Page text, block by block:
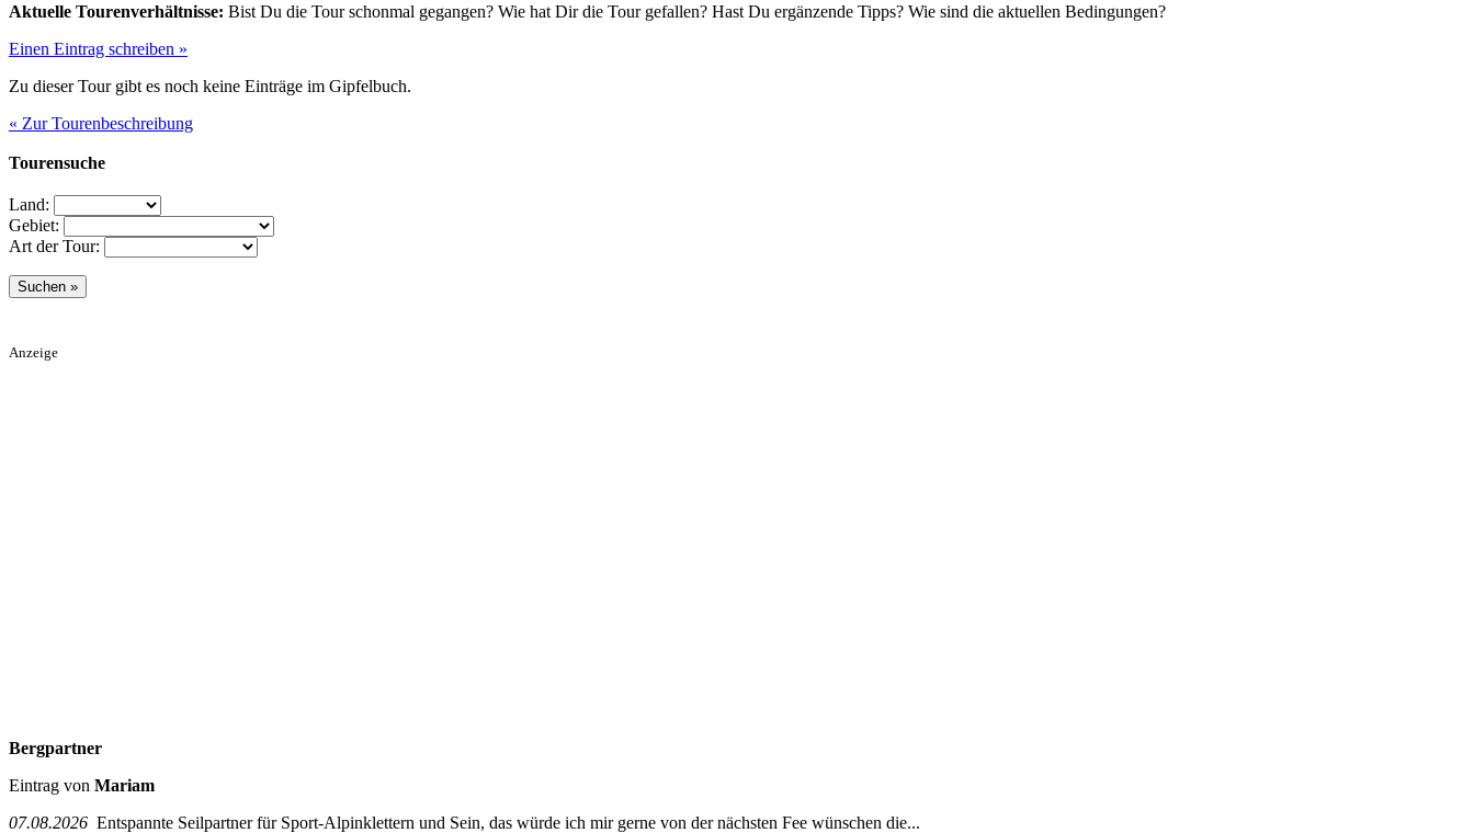
Aktuelle Tourenverhältnisse: Bist Du die Tour schonmal gegangen? Wie hat Dir die Tour gefallen? Hast Du ergänzende Tipps? Wie sind die aktuellen Bedingungen?
Einen Eintrag schreiben »
Zu dieser Tour gibt es noch keine Einträge im Gipfelbuch.
« Zur Tourenbeschreibung
Tourensuche
Land:
Gebiet:
Art der Tour:
Anzeige
Bergpartner
Eintrag von Mariam
07.08.2026 Entspannte Seilpartner für Sport-Alpinklettern und Sein, das würde ich mir gerne von der nächsten Fee wünschen die...